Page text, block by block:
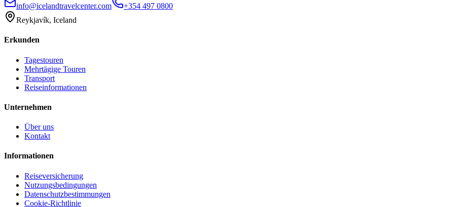
info@icelandtravelcenter.com
+354 497 0800
Reykjavík, Iceland
Erkunden
Tagestouren
Mehrtägige Touren
Transport
Reiseinformationen
Unternehmen
Über uns
Kontakt
Informationen
Reiseversicherung
Nutzungsbedingungen
Datenschutzbestimmungen
Cookie-Richtlinie